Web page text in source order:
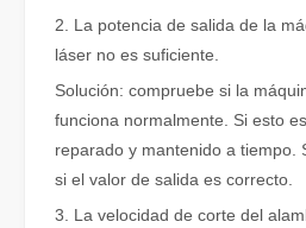
¿Qué es el corte por láser? La ciencia de la rebanada
¿Qué es el corte por láser? La
2. La potencia de salida de la
láser no es suficiente.
Solución: compruebe si la
funciona normalmente. Si esto
reparado y mantenido a tiempo.
si el valor de salida es correcto.
3. La velocidad de corte del